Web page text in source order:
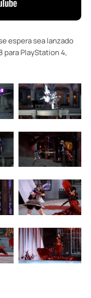
espera sea lanzado
para PlayStation 4,